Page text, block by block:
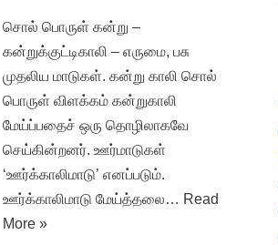
சொல் பொருள் கன்று –
கன்றுக்குட்டிகாலி – எருமை, பசு
முதலிய மாடுகள். கன்று காலி சொல்
பொருள் விளக்கம் கன்றுகாலி
மேய்ப்பதைச் ஒரு தொழிலாகவே
செய்கின்றனர். ஊர்மாடுகள்
‘ஊர்க்காலிமாடு’ எனப்படும்.
ஊர்க்காலிமாடு மேய்த்தலை… Read
More »